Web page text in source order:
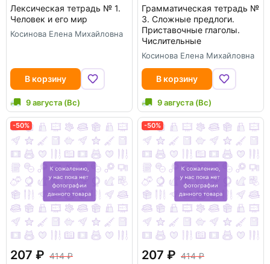
Лексическая тетрадь № 1.
Человек и его мир
Косинова Елена Михайловна
В корзину
9 августа (Вс)
Грамматическая тетрадь №
3. Сложные предлоги.
Приставочные глаголы.
Числительные
Косинова Елена Михайловна
В корзину
9 августа (Вс)
-50%
207
414
-50%
207
414